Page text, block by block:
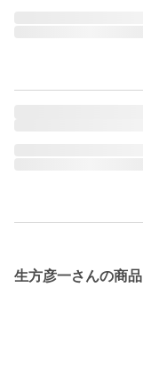
生方彦一さんの商品